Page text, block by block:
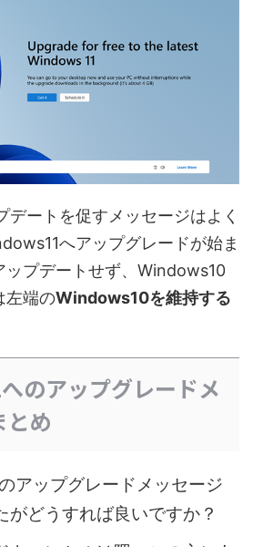
デートを促すメッセージはよく
へアップグレードが始ま
ップデートせず、Windows10
左端のWindows10を維持する
のアップグレードメ
とめ
アップグレードメッセージ
がどうすれば良いですか？